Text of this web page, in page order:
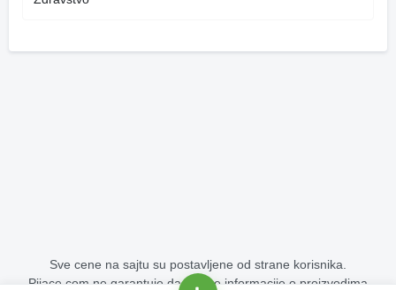
Sve cene na sajtu su postavljene od strane korisnika.
Pijace.com ne garantuje da su sve informacije o proizvodima